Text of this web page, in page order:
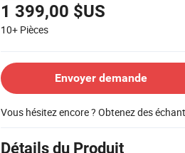
1 399,00 $US
10+ Pièces
Envoyer demande
Vous hésitez encore ? Obtenez des
Détails du Produit